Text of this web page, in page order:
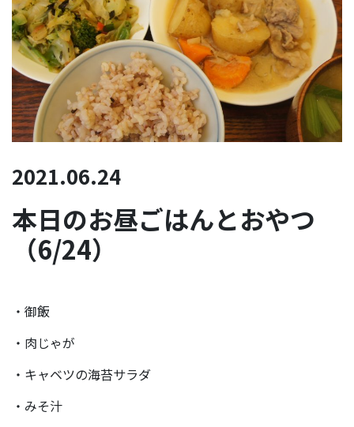
2021.06.24
本日のお昼ごはんとおやつ
（6/24）
・御飯
・肉じゃが
・キャベツの海苔サラダ
・みそ汁